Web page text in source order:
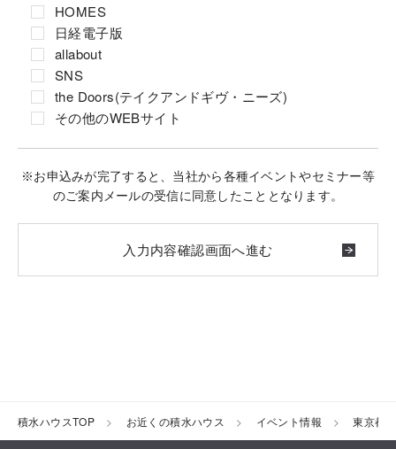
HOMES
日経電子版
allabout
SNS
the Doors(テイクアンドギヴ・ニーズ)
その他のWEBサイト
※お申込みが完了すると、当社から各種イベントやセミナー等
のご案内メールの受信に同意したこととなります。
積水ハウスTOP お近くの積水ハウス イベント情報 東京都